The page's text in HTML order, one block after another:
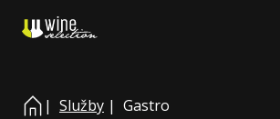
| Služby | Gastro